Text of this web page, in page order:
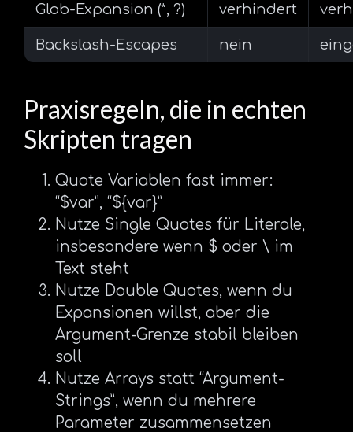
Glob-Expansion (*, ?) verhindert
Backslash-Escapes nein
Praxisregeln, die in echten
Skripten tragen
Quote Variablen fast immer:
“$var”, “${var}”
Nutze Single Quotes für Literale,
insbesondere wenn $ oder \ im
Text steht
Nutze Double Quotes, wenn du
Expansionen willst, aber die
Argument-Grenze stabil bleiben
soll
Nutze Arrays statt “Argument-
Strings”, wenn du mehrere
Parameter zusammensetzen